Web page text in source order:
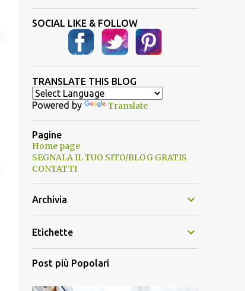
SOCIAL LIKE & FOLLOW
TRANSLATE THIS BLOG
Powered by Translate
Pagine
Home page
SEGNALA IL TUO SITO/BLOG GRATIS
CONTATTI
Archivia
Etichette
Post più Popolari